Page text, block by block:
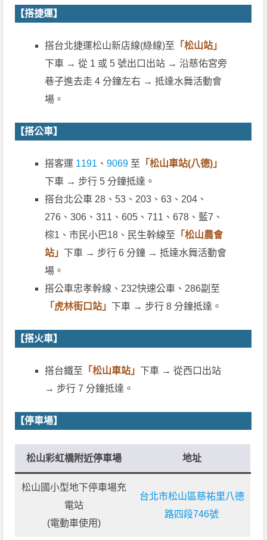
【搭捷運】
搭台北捷運松山新店線(綠線)至 「松山站」
下車 → 從 1 或 5 號出口出站 → 沿慈佑宮旁
巷子進去走 4 分鐘左右 → 抵達水舞活動會
場。
【搭公車】
搭客運 1191 、9069 至 「松山車站(八德)」
下車 → 步行 5 分鐘抵達。
搭台北公車 28、53、203、63、204、
276、306、311、605、711、678、藍7、
棕1、市民小巴18、民生幹線至 「松山農會
站」 下車 → 步行 6 分鐘 → 抵達水舞活動會
場。
搭公車忠孝幹線、232快速公車、286副至
「虎林街口站」 下車 → 步行 8 分鐘抵達。
【搭火車】
搭台鐵至 「松山車站」 下車 → 從西口出站
→ 步行 7 分鐘抵達。
【停車場】
松山彩虹橋附近停車場 地址
松山國小型地下停車場充
電站
(電動車使用)
台北市松山區慈祐里八德
路四段746號